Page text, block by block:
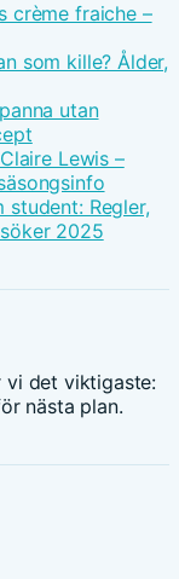
crème fraiche –
som kille? Ålder,
utan
Lewis –
student: Regler,
2025
vi det viktigaste:
nästa plan.